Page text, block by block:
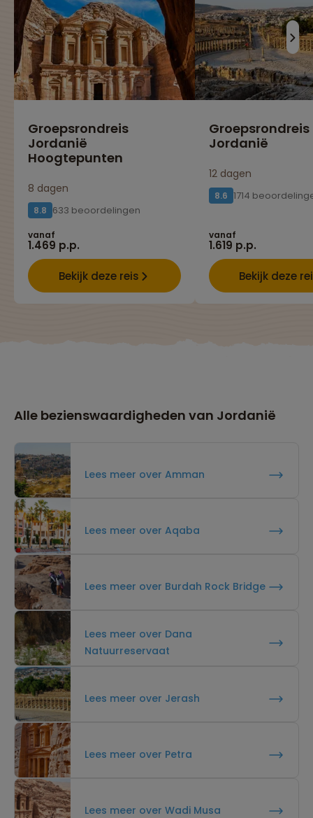
Groepsrondreis
Jordanië
Hoogtepunten
8 dagen
8.8 633 beoordelingen
vanaf
1.469 p.p.
Bekijk deze reis
Groepsrondreis
Jordanië
12 dagen
8.6 1714
vanaf
1.619 p.p.
Bekijk deze
Alle bezienswaardigheden van Jordanië
Lees meer over Amman
Lees meer over Aqaba
Lees meer over Burdah Rock Bridge
Lees meer over Dana
Natuurreservaat
Lees meer over Jerash
Lees meer over Petra
Lees meer over Wadi Musa